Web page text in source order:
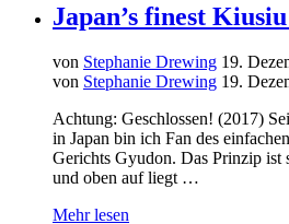
Japan’s finest
von Stephanie Drewing 19.
von Stephanie Drewing 19.
Achtung: Geschlossen! (2017)
in Japan bin ich Fan des
Gerichts Gyudon. Das Prinzip ist
und oben auf liegt …
Mehr lesen